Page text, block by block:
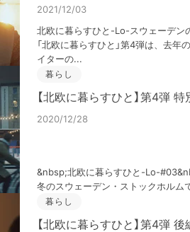
2021/12/03
北欧に暮らすひと-Lo-スウェーデン
「北欧に暮らすひと」第4弾は、去
イターの...
暮らし
【北欧に暮らすひと】第4弾
2020/12/28
&nbsp;北欧に暮らすひと-Lo-
冬のスウェーデン・ストックホルム
暮らし
【北欧に暮らすひと】第4弾